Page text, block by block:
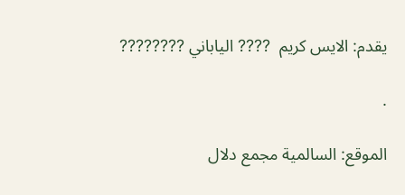
يقدم: الايس كريم ???? الياباني ????????
.
الموقع: السالمية مجمع دلال